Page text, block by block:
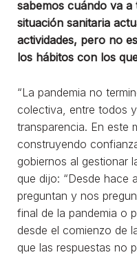
sabemos cuándo va a
situación sanitaria
actividades, pero no
los hábitos con los
“La pandemia no
colectiva, entre todos
transparencia. En este
construyendo
gobiernos al gestionar
que dijo: “Desde hace
preguntan y nos
final de la pandemia o
desde el comienzo de
que las respuestas no